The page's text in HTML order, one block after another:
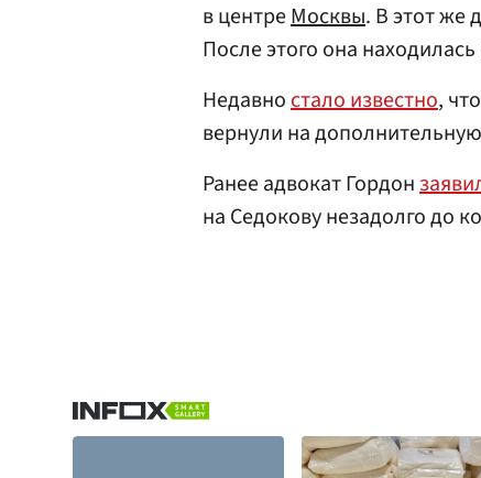
в центреМосквы. В этот же
После этого она
Недавностало известно,
вернули на
Ранее адвокат Гордон
на Седокову незадолго до